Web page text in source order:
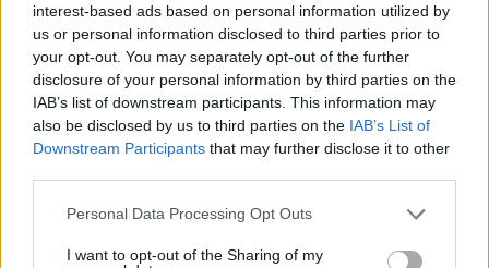
interest-based ads based on personal information utilized by
us or personal information disclosed to third parties prior to
your opt-out. You may separately opt-out of the further
disclosure of your personal information by third parties on the
IAB’s list of downstream participants. This information may
also be disclosed by us to third parties on the IAB’s List of
Downstream Participants that may further disclose it to other
Please note that this website/app uses one or more Google
not limited to your visit or usage behaviour. You may click to
Personal Data Processing Opt Outs
I want to opt-out of the Sharing of my
viviendo. Contamos con una carta de servicios
que pueden ayudarte a aminorar las cargas de
trabajo en tu negocio o empresa para que
puedas ofrecer a tus clientes la seguridad y el
apoyo que merecen. Llega la transformación